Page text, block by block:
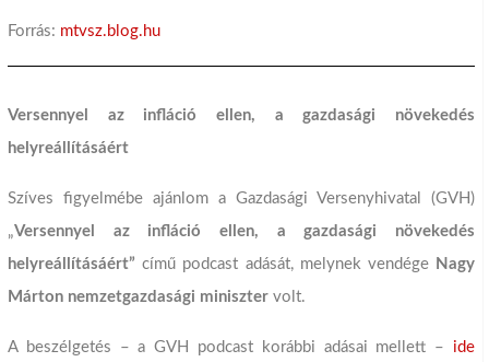
Forrás: mtvsz.blog.hu
Versennyel az infláció ellen, a gazdasági növekedés
helyreállításáért
Szíves figyelmébe ajánlom a Gazdasági Versenyhivatal (GVH)
„Versennyel az infláció ellen, a gazdasági növekedés
helyreállításáért” című podcast adását, melynek vendége Nagy
Márton nemzetgazdasági miniszter volt.
A beszélgetés – a GVH podcast korábbi adásai mellett – ide